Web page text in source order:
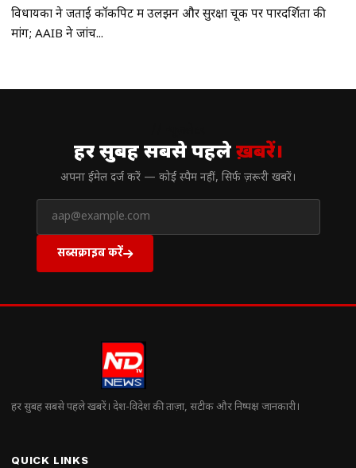
विधायकों ने जताई कॉकपिट में उलझन और सुरक्षा चूक पर पारदर्शिता की
मांग; AAIB ने जांच...
हर सुबह सबसे पहलेख़बरें।
अपना ईमेल दर्ज करें — कोई स्पैम नहीं, सिर्फ ज़रूरी खबरें।
सब्सक्राइब करें
हर सुबह सबसे पहले खबरें। देश-विदेश की ताज़ा, सटीक और निष्पक्ष जानकारी।
QUICK LINKS